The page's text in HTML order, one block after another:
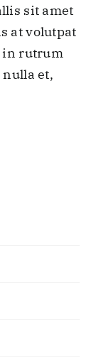
sit amet
at volutpat
in rutrum
et,